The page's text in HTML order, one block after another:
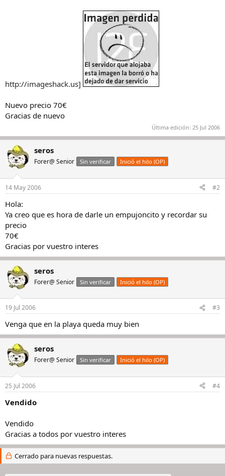
http://imageshack.us]
Nuevo precio 70€
Gracias de nuevo
Última edición: 25 Jul 2006
seros
Forer@ Senior Sin verificar Inició el hilo (OP)
14 May 2006 #2
Hola:
Ya creo que es hora de darle un empujoncito y recordar su
precio
70€
Gracias por vuestro interes
seros
Forer@ Senior Sin verificar Inició el hilo (OP)
19 Jul 2006 #3
Venga que en la playa queda muy bien
seros
Forer@ Senior Sin verificar Inició el hilo (OP)
25 Jul 2006 #4
Vendido
Vendido
Gracias a todos por vuestro interes
Cerrado para nuevas respuestas.